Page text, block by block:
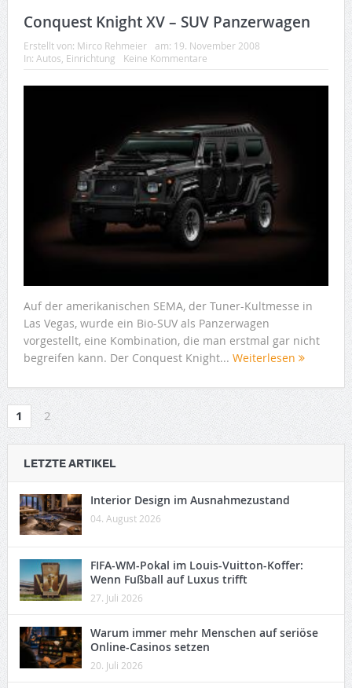
Conquest Knight XV – SUV Panzerwagen
Erstellt von: Mirco Rehmeier am: 19. November 2008
In: Autos Einrichtung Keine Kommentare
Auf der amerikanischen SEMA, der Tuner-Kultmesse in
Las Vegas, wurde ein Bio-SUV als Panzerwagen
vorgestellt, eine Kombination, die man erstmal gar nicht
begreifen kann. Der Conquest Knight... Weiterlesen
1 2
LETZTE ARTIKEL
Interior Design im Ausnahmezustand
04. August 2026
FIFA-WM-Pokal im Louis-Vuitton-Koffer:
Wenn Fußball auf Luxus trifft
27. Juli 2026
Warum immer mehr Menschen auf seriöse
Online-Casinos setzen
20. Juli 2026